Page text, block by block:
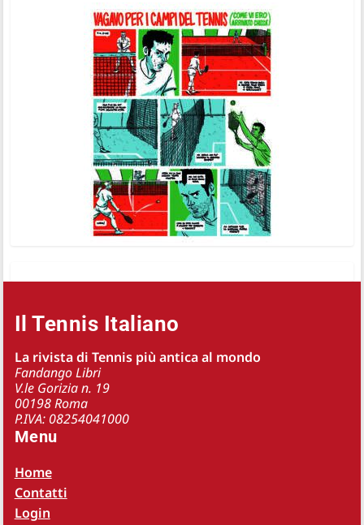
Il Tennis Italiano
La rivista di Tennis più antica al mondo
Fandango Libri
V.le Gorizia n. 19
00198 Roma
P.IVA: 08254041000
Menu
Home
Contatti
Login